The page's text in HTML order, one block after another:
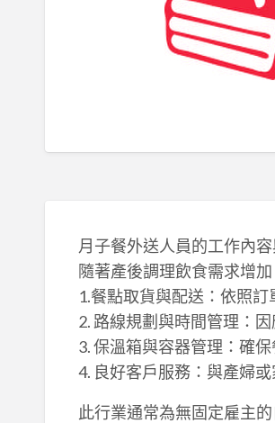
月子餐外送人員的工作內
隨著產後調理飲食需求增
1.餐點取貨與配送：依照
2. 路線規劃與時間管理：
3. 保溫箱與容器管理：確
4. 良好客戶服務：與產婦
此行業通常為無固定雇主